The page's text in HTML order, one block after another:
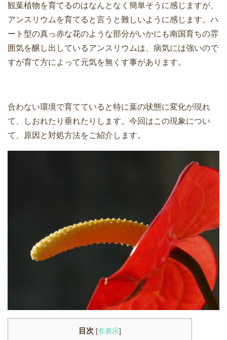
観葉植物を育てるのはなんとなく簡単そうに感じますが、
アンスリウムを育てると言うと難しいように感じます。ハ
ート型の真っ赤な花のような部分がいかにも南国育ちの雰
囲気を醸し出しているアンスリウムは、病気には強いので
すが育て方によって元気を無くす事があります。
合わない環境で育てていると特に葉の状態に変化が現れ
て、しおれたり垂れたりします。今回はこの現象につい
て、原因と対処方法をご紹介します。
目次 [非表示]